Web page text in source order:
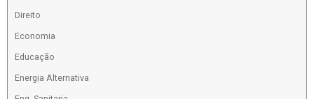
Direito
Economia
Educação
Energia Alternativa